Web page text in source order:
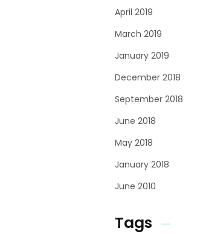
April 2019
March 2019
January 2019
December 2018
September 2018
June 2018
May 2018
January 2018
June 2010
Tags